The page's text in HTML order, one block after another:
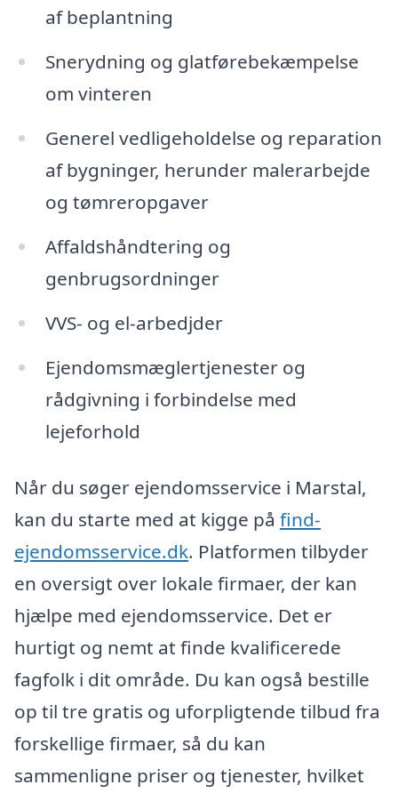
af beplantning
Snerydning og glatførebekæmpelse
om vinteren
Generel vedligeholdelse og reparation
af bygninger, herunder malerarbejde
og tømreropgaver
Affaldshåndtering og
genbrugsordninger
VVS- og el-arbedjder
Ejendomsmæglertjenester og
rådgivning i forbindelse med
lejeforhold
Når du søger ejendomsservice i Marstal,
kan du starte med at kigge på find-
ejendomsservice.dk. Platformen tilbyder
en oversigt over lokale firmaer, der kan
hjælpe med ejendomsservice. Det er
hurtigt og nemt at finde kvalificerede
fagfolk i dit område. Du kan også bestille
op til tre gratis og uforpligtende tilbud fra
forskellige firmaer, så du kan
sammenligne priser og tjenester, hvilket